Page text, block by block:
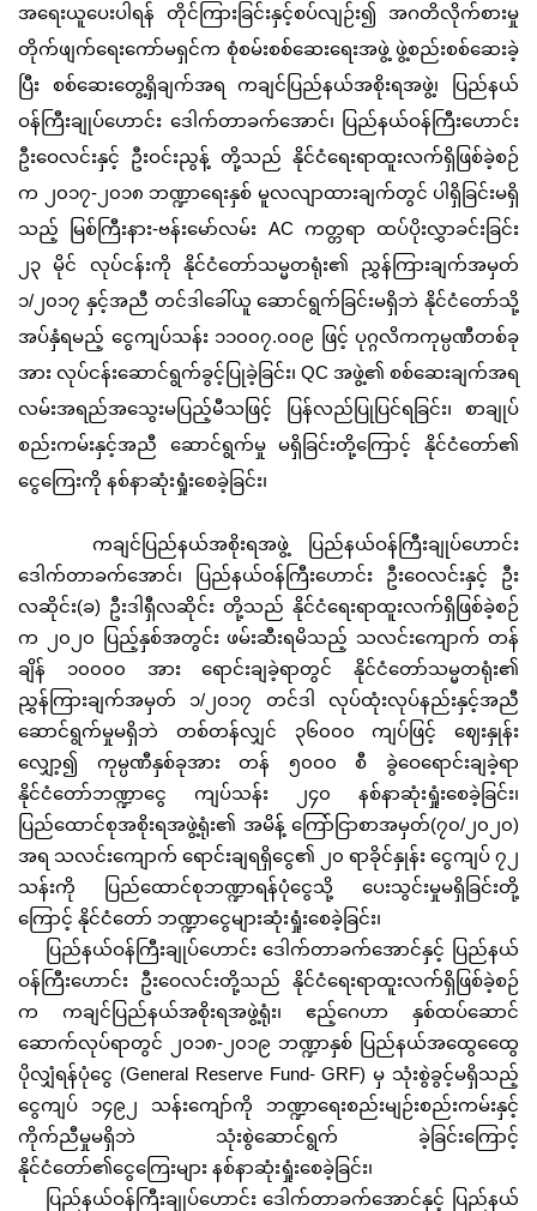
အရေးယူပေးပါရန် တိုင်ကြားခြင်းနှင့်စပ်လျဉ်း၍ အဂတိလိုက်စားမှု
တိုက်ဖျက်ရေးကော်မရှင်က စုံစမ်းစစ်ဆေးရေးအဖွဲ့ ဖွဲ့စည်းစစ်ဆေးခဲ့
ပြီး စစ်ဆေးတွေ့ရှိချက်အရ ကချင်ပြည်နယ်အစိုးရအဖွဲ့၊ ပြည်နယ်
ဝန်ကြီးချုပ်ဟောင်း ဒေါက်တာခက်အောင်၊ ပြည်နယ်ဝန်ကြီးဟောင်း
ဦးဝေလင်းနှင့် ဦးဝင်းညွန့် တို့သည် နိုင်ငံရေးရာထူးလက်ရှိဖြစ်ခဲ့စဉ်
က ၂၀၁၇-၂၀၁၈ ဘဏ္ဍာရေးနှစ် မူလလျာထားချက်တွင် ပါရှိခြင်းမရှိ
သည့် မြစ်ကြီးနား-ဗန်းမော်လမ်း AC ကတ္တရာ ထပ်ပိုးလွှာခင်းခြင်း
၂၃ မိုင် လုပ်ငန်းကို နိုင်ငံတော်သမ္မတရုံး၏ ညွှန်ကြားချက်အမှတ်
၁/၂၀၁၇ နှင့်အညီ တင်ဒါခေါ်ယူ ဆောင်ရွက်ခြင်းမရှိဘဲ နိုင်ငံတော်သို့
အပ်နှံရမည့် ငွေကျပ်သန်း ၁၁၀၀၇.၀၀၉ ဖြင့် ပုဂ္ဂလိကကုမ္ပဏီတစ်ခု
အား လုပ်ငန်းဆောင်ရွက်ခွင့်ပြုခဲ့ခြင်း၊ QC အဖွဲ့၏ စစ်ဆေးချက်အရ
လမ်းအရည်အသွေးမပြည့်မီသဖြင့် ပြန်လည်ပြုပြင်ရခြင်း၊ စာချုပ်
စည်းကမ်းနှင့်အညီ ဆောင်ရွက်မှု မရှိခြင်းတို့ကြောင့် နိုင်ငံတော်၏
ငွေကြေးကို နစ်နာဆုံးရှုံးစေခဲ့ခြင်း၊
ကချင်ပြည်နယ်အစိုးရအဖွဲ့ ပြည်နယ်ဝန်ကြီးချုပ်ဟောင်း
ဒေါက်တာခက်အောင်၊ ပြည်နယ်ဝန်ကြီးဟောင်း ဦးဝေလင်းနှင့် ဦး
လဆိုင်း(ခ) ဦးဒါရှီလဆိုင်း တို့သည် နိုင်ငံရေးရာထူးလက်ရှိဖြစ်ခဲ့စဉ်
က ၂၀၂၀ ပြည့်နှစ်အတွင်း ဖမ်းဆီးရမိသည့် သလင်းကျောက် တန်
ချိန် ၁၀၀၀၀ အား ရောင်းချခဲ့ရာတွင် နိုင်ငံတော်သမ္မတရုံး၏
ညွှန်ကြားချက်အမှတ် ၁/၂၀၁၇ တင်ဒါ လုပ်ထုံးလုပ်နည်းနှင့်အညီ
ဆောင်ရွက်မှုမရှိဘဲ တစ်တန်လျှင် ၃၆၀၀၀ ကျပ်ဖြင့် ဈေးနှုန်း
လျှော့၍ ကုမ္ပဏီနှစ်ခုအား တန် ၅၀၀၀ စီ ခွဲဝေရောင်းချခဲ့ရာ
နိုင်ငံတော်ဘဏ္ဍာငွေ ကျပ်သန်း ၂၄၀ နစ်နာဆုံးရှုံးစေခဲ့ခြင်း၊
ပြည်ထောင်စုအစိုးရအဖွဲ့ရုံး၏ အမိန့် ကြော်ငြာစာအမှတ်(၇၀/၂၀၂၀)
အရ သလင်းကျောက် ရောင်းချရရှိငွေ၏ ၂၀ ရာခိုင်နှုန်း ငွေကျပ် ၇၂
သန်းကို ပြည်ထောင်စုဘဏ္ဍာရန်ပုံငွေသို့ ပေးသွင်းမှုမရှိခြင်းတို့
ကြောင့် နိုင်ငံတော် ဘဏ္ဍာငွေများဆုံးရှုံးစေခဲ့ခြင်း၊
ပြည်နယ်ဝန်ကြီးချုပ်ဟောင်း ဒေါက်တာခက်အောင်နှင့် ပြည်နယ်
ဝန်ကြီးဟောင်း ဦးဝေလင်းတို့သည် နိုင်ငံရေးရာထူးလက်ရှိဖြစ်ခဲ့စဉ်
က ကချင်ပြည်နယ်အစိုးရအဖွဲ့ရုံး၊ ဧည့်ဂေဟာ နှစ်ထပ်ဆောင်
ဆောက်လုပ်ရာတွင် ၂၀၁၈-၂၀၁၉ ဘဏ္ဍာနှစ် ပြည်နယ်အထွေထွေေ
ပိုလျှံရန်ပုံငွေ (General Reserve Fund- GRF) မှ သုံးစွဲခွင့်မရှိသည့်
ငွေကျပ် ၁၄၉၂ သန်းကျော်ကို ဘဏ္ဍာရေးစည်းမျဉ်းစည်းကမ်းနှင့်
ကိုက်ညီမှုမရှိဘဲ သုံးစွဲဆောင်ရွက် ခဲ့ခြင်းကြောင့်
နိုင်ငံတော်၏ငွေကြေးများ နစ်နာဆုံးရှုံးစေခဲ့ခြင်း၊
ပြည်နယ်ဝန်ကြီးချုပ်ဟောင်း ဒေါက်တာခက်အောင်နှင့် ပြည်နယ်